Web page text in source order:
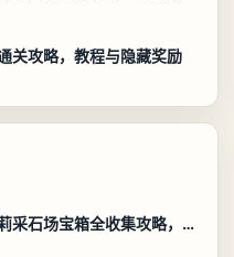
关攻略，教程与隐藏奖励
明日方舟终末地阿伯莉采石场宝箱全收集攻略，全点位分布图与路线